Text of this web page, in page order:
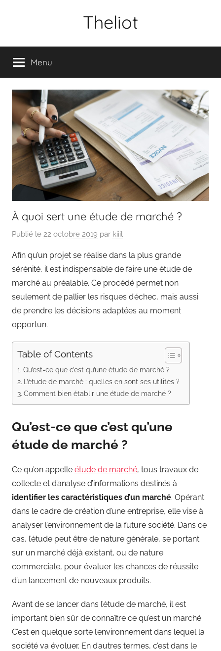
Theliot
Menu
À quoi sert une étude de marché ?
Publié le 22 octobre 2019 par kiiil
Afin qu’un projet se réalise dans la plus grande
sérénité, il est indispensable de faire une étude de
marché au préalable. Ce procédé permet non
seulement de pallier les risques d’échec, mais aussi
de prendre les décisions adaptées au moment
opportun.
Table of Contents
Qu’est-ce que c’est qu’une étude de marché ?
L’étude de marché : quelles en sont ses utilités ?
Comment bien établir une étude de marché ?
Qu’est-ce que c’est qu’une
étude de marché ?
Ce qu’on appelle étude de marché, tous travaux de
collecte et d’analyse d’informations destinés à
identifier les caractéristiques d’un marché. Opérant
dans le cadre de création d’une entreprise, elle vise à
analyser l’environnement de la future société. Dans ce
cas, l’étude peut être de nature générale, se portant
sur un marché déjà existant, ou de nature
commerciale, pour évaluer les chances de réussite
d’un lancement de nouveaux produits.
Avant de se lancer dans l’étude de marché, il est
important bien sûr de connaître ce qu’est un marché.
C’est en quelque sorte l’environnement dans lequel la
société va évoluer. En d’autres termes, c’est dans le